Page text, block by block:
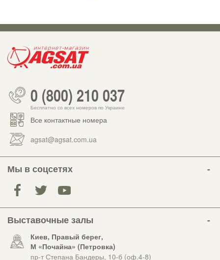
0 (800) 210 037
Бесплатно со всех номеров по Украине
Все контактные номера
agsat@agsat.com.ua
Мы в соцсетях
Выставочные залы
Киев, Правый берег,
М «Почайна» (Петровка)
пр-т Степана Бандеры, 10-б (оф.4-8)